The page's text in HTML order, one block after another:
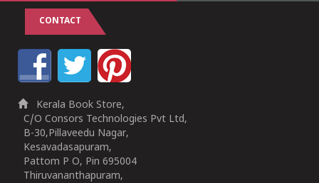
CONTACT
Kerala Book Store,
C/O Consors Technologies Pvt Ltd,
B-30,Pillaveedu Nagar,
Kesavadasapuram,
Pattom P O, Pin 695004
Thiruvananthapuram,